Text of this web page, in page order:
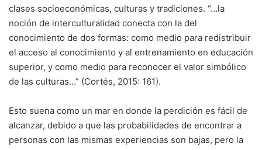
clases socioeconómicas, culturas y tradiciones. “…la
noción de interculturalidad conecta con la del
conocimiento de dos formas: como medio para redistribuir
el acceso al conocimiento y al entrenamiento en educación
superior, y como medio para reconocer el valor simbólico
de las culturas…” (Cortés, 2015: 161).
Esto suena como un mar en donde la perdición es fácil de
alcanzar, debido a que las probabilidades de encontrar a
personas con las mismas experiencias son bajas, pero la